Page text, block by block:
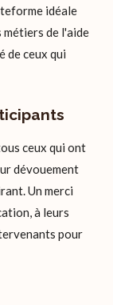
idéale
métiers de l'aide
de ceux qui
ceux qui ont
dévouement
Un merci
à leurs
pour